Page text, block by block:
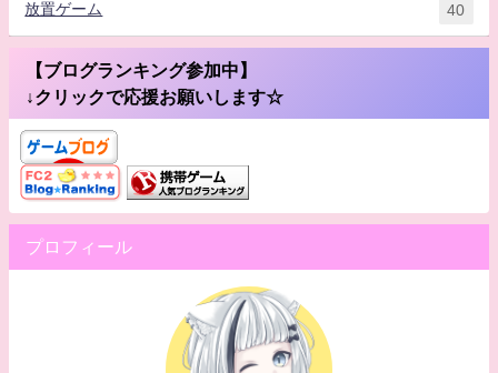
放置ゲーム 40
【ブログランキング参加中】
↓クリックで応援お願いします☆
プロフィール